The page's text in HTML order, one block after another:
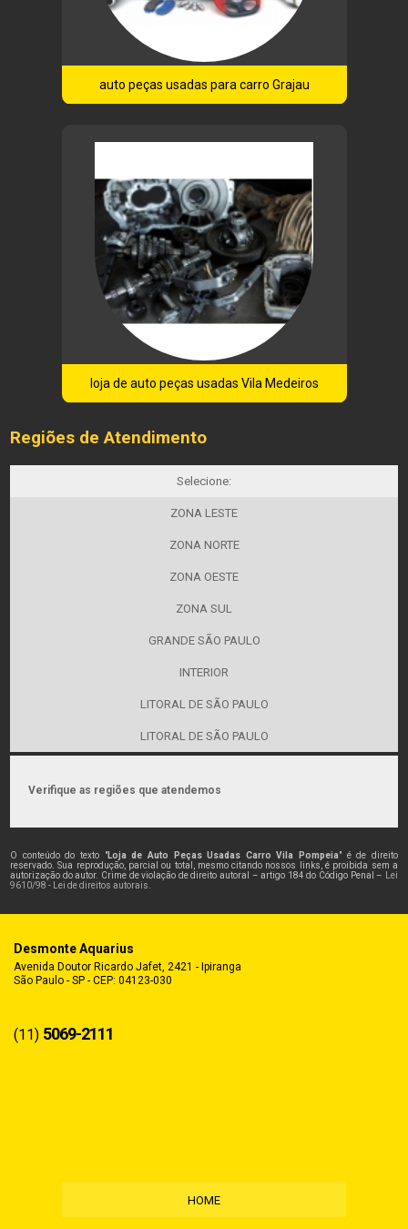
auto peças usadas para carro Grajau
loja de auto peças usadas Vila Medeiros
Regiões de Atendimento
Selecione:
ZONA LESTE
ZONA NORTE
ZONA OESTE
ZONA SUL
GRANDE SÃO PAULO
INTERIOR
LITORAL DE SÃO PAULO
LITORAL DE SÃO PAULO
Verifique as regiões que atendemos
O conteúdo do texto "Loja de Auto Peças Usadas Carro Vila Pompeia" é de direito
reservado. Sua reprodução, parcial ou total, mesmo citando nossos links, é proibida sem a
autorização do autor. Crime de violação de direito autoral – artigo 184 do Código Penal –
Lei
9610/98 - Lei de direitos autorais
Desmonte Aquarius
Avenida Doutor Ricardo Jafet, 2421 - Ipiranga
São Paulo - SP - CEP: 04123-030
(11) 5069-2111
HOME